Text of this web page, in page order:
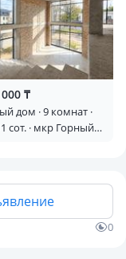
₸
дом · 9 комнат ·
сот. · мкр Горный
0